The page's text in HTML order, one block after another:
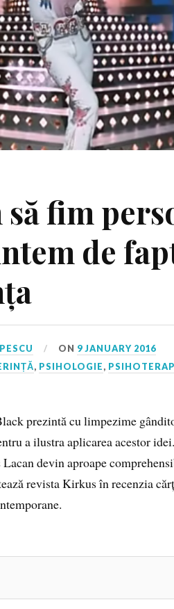
fim
de
ON 9 JANUARY 2016
, PSIHOLOGIE,
prezintă cu limpezime
a ilustra aplicarea acestor
devin aproape
revista Kirkus în recenzia